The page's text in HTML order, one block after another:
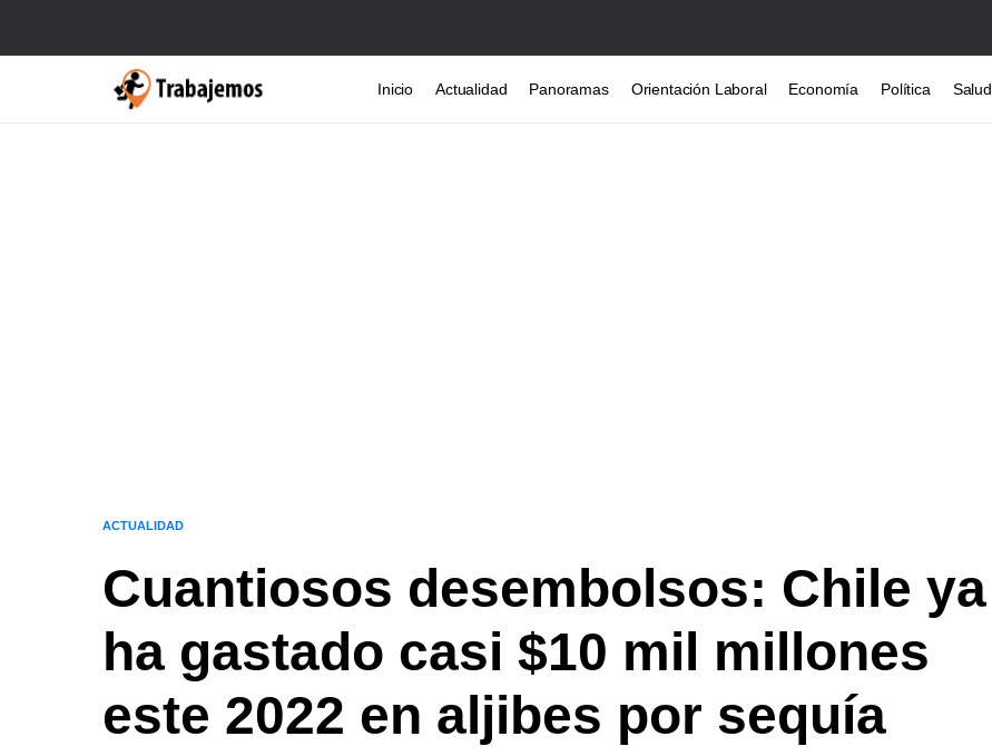
Inicio Actualidad Panoramas Orientación Laboral Economía Política Salud
ACTUALIDAD
Cuantiosos desembolsos: Chile ya
ha gastado casi $10 mil millones
este 2022 en aljibes por sequía